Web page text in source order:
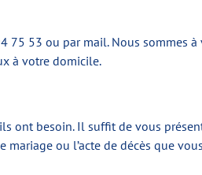
75 53 ou par mail. Nous sommes
à votre domicile.
ont besoin. Il suffit de vous
ou l’acte de décès que